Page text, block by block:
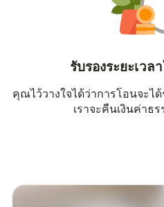
รับรองระยะเวล
คุณไว้วางใจได้ว่าการโอนจะไ
เราจะคืนเงินค่าธ